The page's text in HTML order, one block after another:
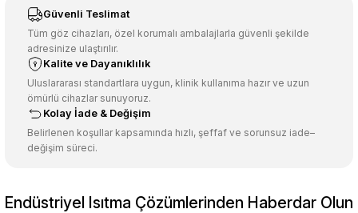
Güvenli Teslimat
Tüm göz cihazları, özel korumalı ambalajlarla güvenli şekilde
adresinize ulaştırılır.
Kalite ve Dayanıklılık
Uluslararası standartlara uygun, klinik kullanıma hazır ve uzun
ömürlü cihazlar sunuyoruz.
Kolay İade & Değişim
Belirlenen koşullar kapsamında hızlı, şeffaf ve sorunsuz iade–
değişim süreci.
Endüstriyel Isıtma Çözümlerinden Haberdar Olun